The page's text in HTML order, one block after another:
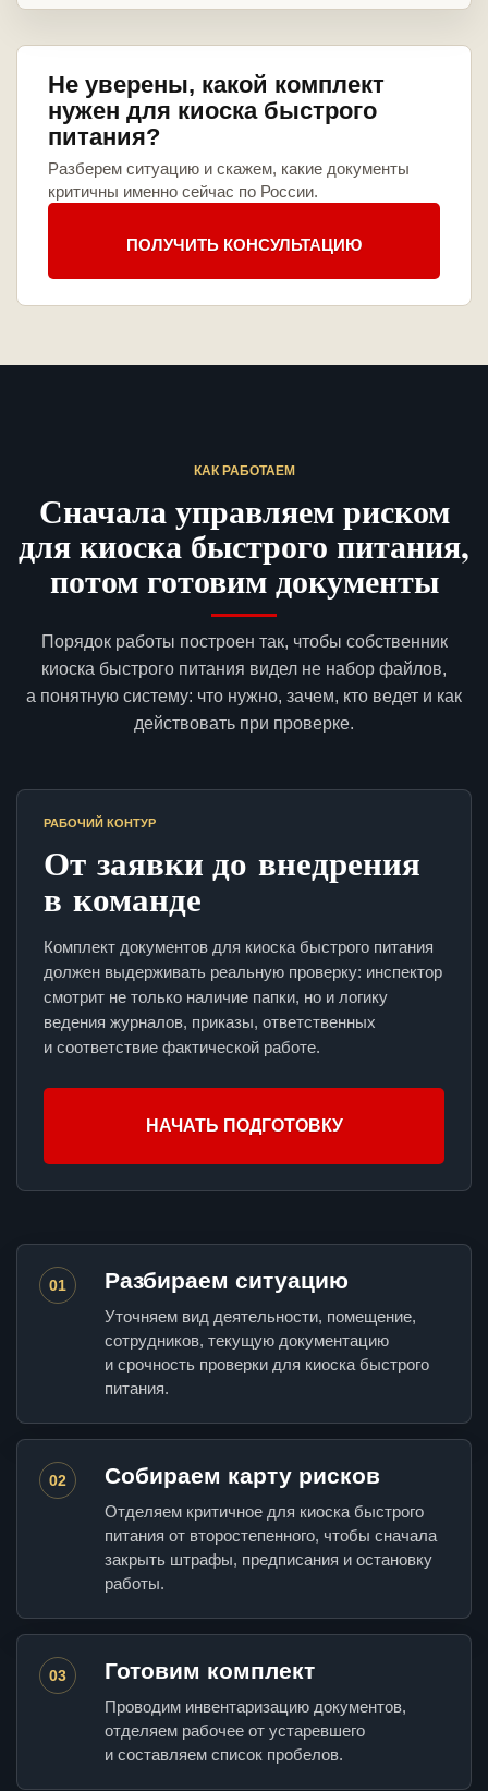
Не уверены, какой комплект
нужен для киоска быстрого
питания?
Разберем ситуацию и скажем, какие документы
критичны именно сейчас по России.
ПОЛУЧИТЬ КОНСУЛЬТАЦИЮ
КАК РАБОТАЕМ
Сначала управляем риском
для киоска быстрого питания,
потом готовим документы
Порядок работы построен так, чтобы собственник
киоска быстрого питания видел не набор файлов,
а понятную систему: что нужно, зачем, кто ведет и как
действовать при проверке.
РАБОЧИЙ КОНТУР
От заявки до внедрения
в команде
Комплект документов для киоска быстрого питания
должен выдерживать реальную проверку: инспектор
смотрит не только наличие папки, но и логику
ведения журналов, приказы, ответственных
и соответствие фактической работе.
НАЧАТЬ ПОДГОТОВКУ
01 Разбираем ситуацию
Уточняем вид деятельности, помещение,
сотрудников, текущую документацию
и срочность проверки для киоска быстрого
питания.
02 Собираем карту рисков
Отделяем критичное для киоска быстрого
питания от второстепенного, чтобы сначала
закрыть штрафы, предписания и остановку
работы.
03 Готовим комплект
Проводим инвентаризацию документов,
отделяем рабочее от устаревшего
и составляем список пробелов.